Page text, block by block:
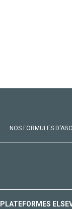
NOS FORMULES
PLATEFORMES